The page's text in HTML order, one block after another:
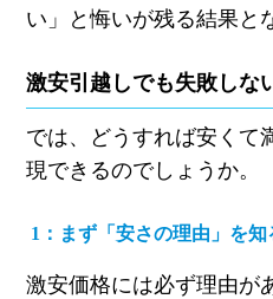
い」と悔いが残る結果と
激安引越しでも失敗しな
では、どうすれば安くて
現できるのでしょうか。
1 ：まず「安さの理由」を知
激安価格には必ず理由が